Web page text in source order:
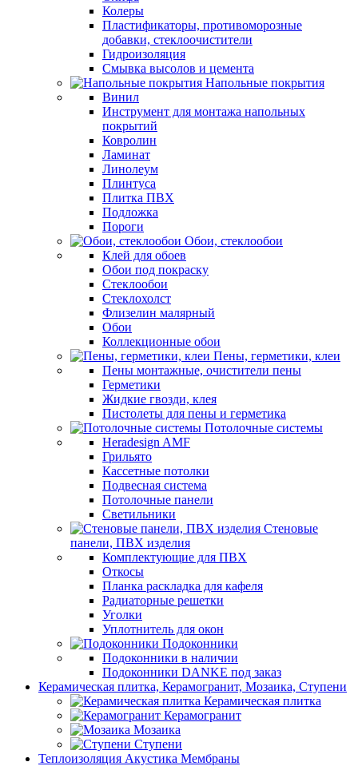
Колеры
Пластификаторы, противоморозные
добавки, стеклоочистители
Гидроизоляция
Смывка высолов и цемента
Напольные покрытия
Винил
Инструмент для монтажа напольных
покрытий
Ковролин
Ламинат
Линолеум
Плинтуса
Плитка ПВХ
Подложка
Пороги
Обои, стеклообои
Клей для обоев
Обои под покраску
Стеклообои
Стеклохолст
Флизелин малярный
Обои
Коллекционные обои
Пены, герметики, клеи
Пены монтажные, очистители пены
Герметики
Жидкие гвозди, клея
Пистолеты для пены и герметика
Потолочные системы
Heradesign AMF
Грильято
Кассетные потолки
Подвесная система
Потолочные панели
Светильники
Стеновые
панели, ПВХ изделия
Комплектующие для ПВХ
Откосы
Планка раскладка для кафеля
Радиаторные решетки
Уголки
Уплотнитель для окон
Подоконники
Подоконники в наличии
Подоконники DANKE под заказ
Керамическая плитка, Керамогранит, Мозаика, Ступени
Керамическая плитка
Керамогранит
Мозаика
Ступени
Теплоизоляция Акустика Мембраны